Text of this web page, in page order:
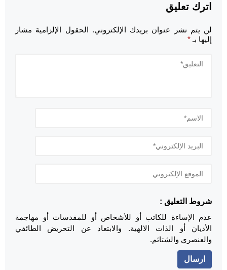
اترك تعليق
لن يتم نشر عنوان بريدك الإلكتروني. الحقول الإلزامية مشار
إليها بـ *
شروط التعليق :
عدم الإساءة للكاتب أو للأشخاص أو للمقدسات أو مهاجمة
الأديان أو الذات الالهية. والابتعاد عن التحريض الطائفي
والعنصري والشتائم.